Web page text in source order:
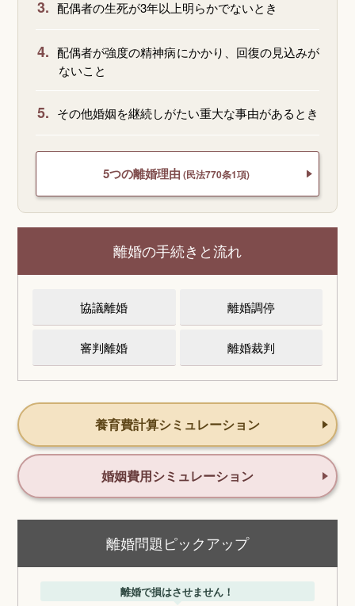
3. 配偶者の生死が3年以上明らかでないとき
4. 配偶者が強度の精神病にかかり、回復の見込みが
ないこと
5. その他婚姻を継続しがたい重大な事由があるとき
5つの離婚理由 (民法770条1項)
離婚の手続きと流れ
協議離婚 離婚調停
審判離婚 離婚裁判
養育費計算シミュレーション
婚姻費用シミュレーション
離婚問題ピックアップ
離婚で損はさせません！